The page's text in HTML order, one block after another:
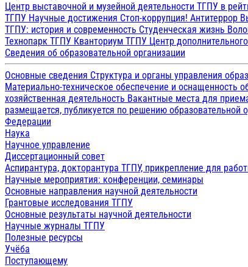
Центр выставочной и музейной деятельности ТГПУ в
ТГПУ Научные достижения Стоп-коррупция! Антитеррор
ТГПУ: история и современность Студенческая жизнь
Технопарк ТГПУ Кванториум ТГПУ Центр
Сведения об образовательной организации
Основные сведения Структура и органы управления
Материально-техническое обеспечение и оснащенность
хозяйственная деятельность Вакантные места для
размещается, публикуется по решению образовательной
Федерации
Наука
Научное управление
Диссертационный совет
Аспирантура, докторантура ТГПУ, прикрепление для
Научные мероприятия: конференции, семинары
Основные направления научной деятельности
Грантовые исследования ТГПУ
Основные результаты научной деятельности
Научные журналы ТГПУ
Полезные ресурсы
Учёба
Поступающему